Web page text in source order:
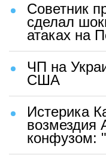
Советник
сделал
атаках на
ЧП на
США
Истерика
возмездия
конфузом: